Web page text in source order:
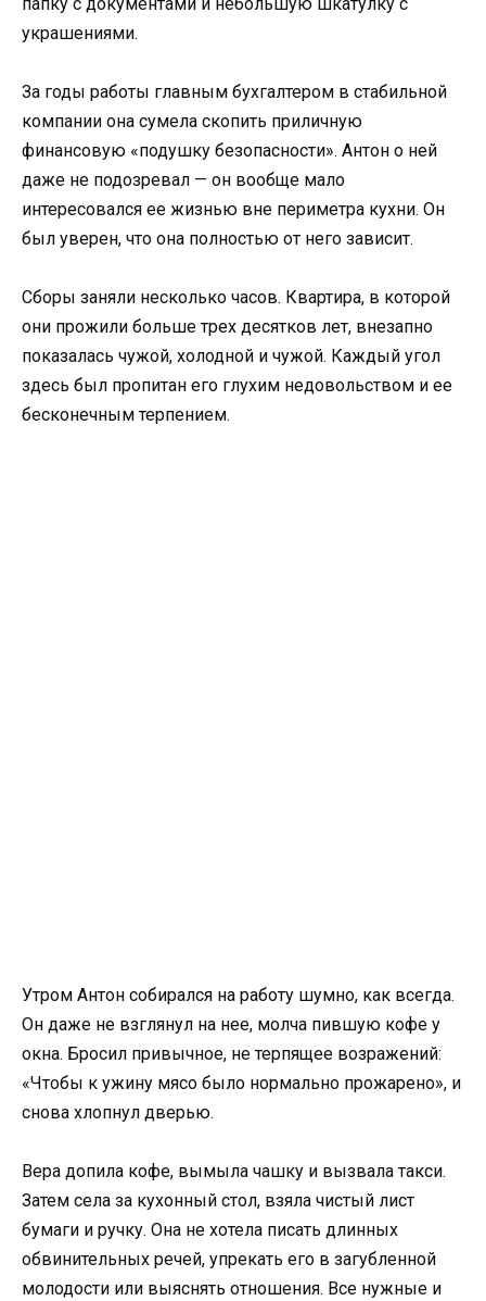
украшениями.
За годы работы главным бухгалтером в стабильной
компании она сумела скопить приличную
финансовую «подушку безопасности». Антон о ней
даже не подозревал — он вообще мало
интересовался ее жизнью вне периметра кухни. Он
был уверен, что она полностью от него зависит.
Сборы заняли несколько часов. Квартира, в которой
они прожили больше трех десятков лет, внезапно
показалась чужой, холодной и чужой. Каждый угол
здесь был пропитан его глухим недовольством и ее
бесконечным терпением.
Утром Антон собирался на работу шумно, как всегда.
Он даже не взглянул на нее, молча пившую кофе у
окна. Бросил привычное, не терпящее возражений:
«Чтобы к ужину мясо было нормально прожарено», и
снова хлопнул дверью.
Вера допила кофе, вымыла чашку и вызвала такси.
Затем села за кухонный стол, взяла чистый лист
бумаги и ручку. Она не хотела писать длинных
обвинительных речей, упрекать его в загубленной
молодости или выяснять отношения. Все нужные и